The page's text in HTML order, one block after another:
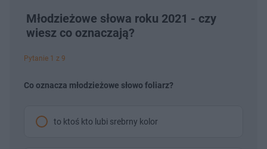
Młodzieżowe słowa roku 2021 - czy
wiesz co oznaczają?
Pytanie 1 z 9
Co oznacza młodzieżowe słowo foliarz?
to ktoś kto lubi srebrny kolor